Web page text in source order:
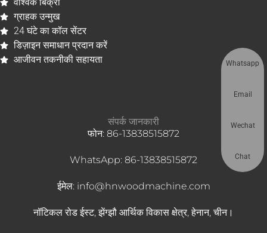
ग्राहक उन्मुख
24 घंटे का कॉल सेंटर
डिज़ाइन समाधान प्रदान करें
आजीवन तकनीकी सहायता
संपर्क जानकारी
फोन: 86-13838515872
WhatsApp: 86-13838515872
ईमेल: info@hnwoodmachine.com
नॉटिकल रोड ईस्ट, झेंग्झौ आर्थिक विकास क्षेत्र, हेनान, चीन।
Whatsapp
Email
Wechat
Chat